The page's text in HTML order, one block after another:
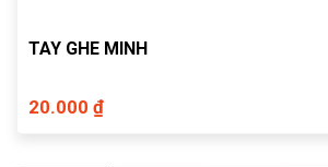
TAY GHE MINH
20.000 ₫